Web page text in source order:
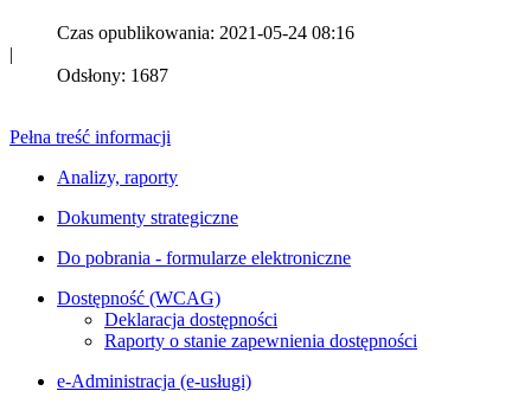
Czas opublikowania: 2021-05-24 08:16
|
Odsłony: 1687
Pełna treść informacji
Analizy, raporty
Dokumenty strategiczne
Do pobrania - formularze elektroniczne
Dostępność (WCAG)
Deklaracja dostępności
Raporty o stanie zapewnienia dostępności
e-Administracja (e-usługi)